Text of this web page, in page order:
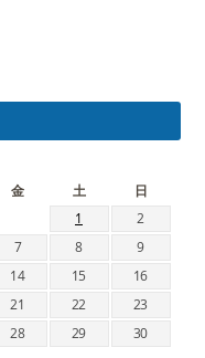
金 土
日
1
2
7 8
9
14 15
16
21 22
23
28 29
30